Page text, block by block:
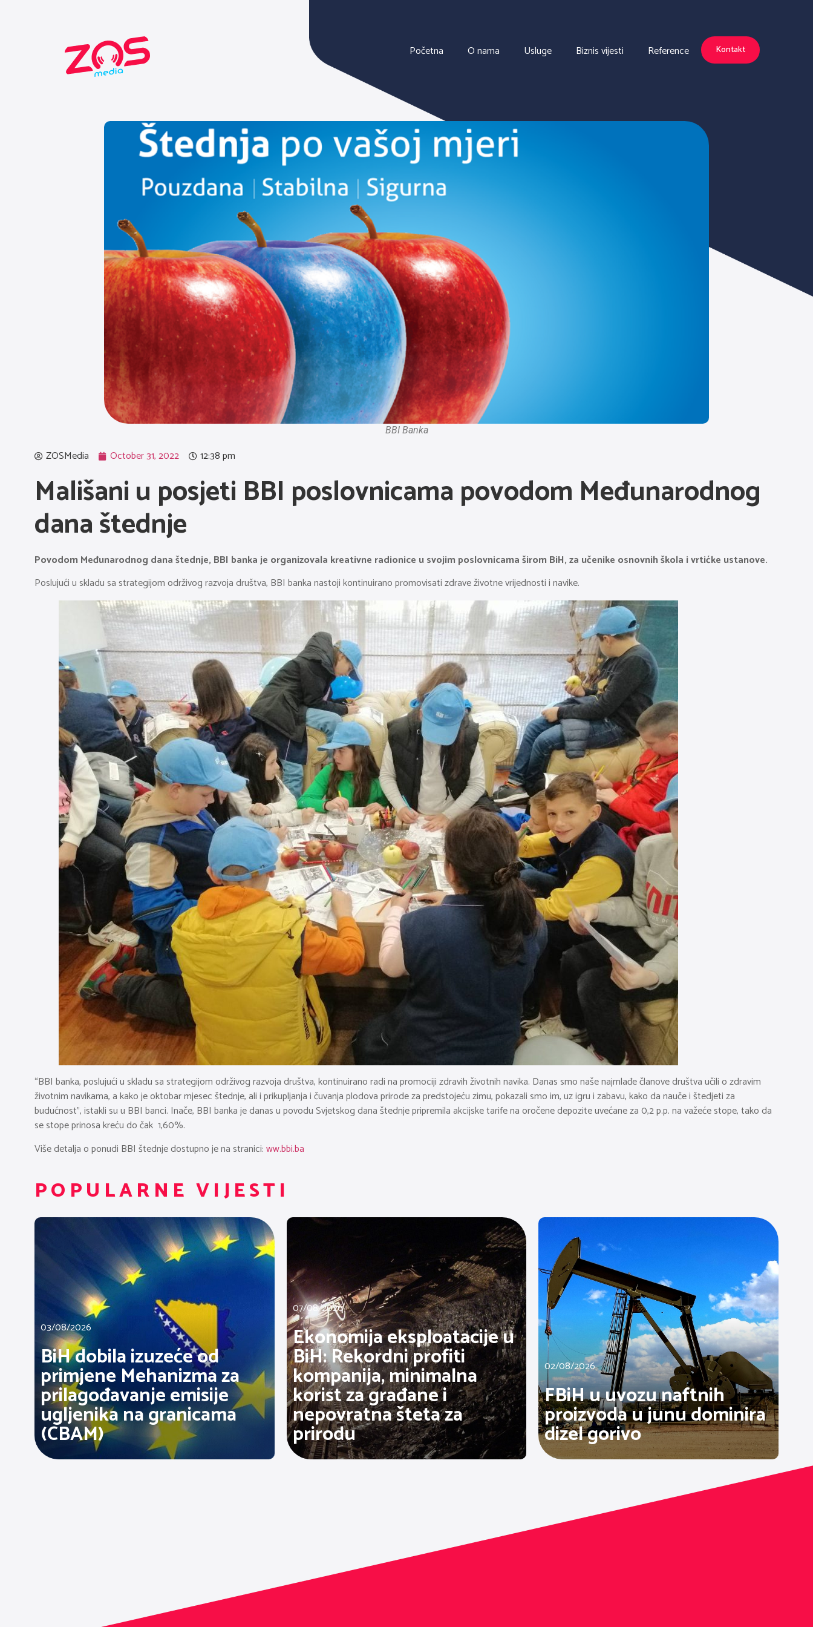
Početna O nama Usluge Biznis vijesti Reference Kontakt
BBI Banka
ZOSMedia October 31, 2022 12:38 pm
Mališani u posjeti BBI poslovnicama povodom Međunarodnog
dana štednje
Povodom Međunarodnog dana štednje, BBI banka je organizovala kreativne radionice u svojim poslovnicama širom BiH, za učenike osnovnih škola i vrtićke ustanove.
Poslujući u skladu sa strategijom održivog razvoja društva, BBI banka nastoji kontinuirano promovisati zdrave životne vrijednosti i navike.
“BBI banka, poslujući u skladu sa strategijom održivog razvoja društva, kontinuirano radi na promociji zdravih životnih navika. Danas smo naše najmlađe članove društva učili o zdravim
životnim navikama, a kako je oktobar mjesec štednje, ali i prikupljanja i čuvanja plodova prirode za predstojeću zimu, pokazali smo im, uz igru i zabavu, kako da nauče i štedjeti za
budućnost”, istakli su u BBI banci. Inače, BBI banka je danas u povodu Svjetskog dana štednje pripremila akcijske tarife na oročene depozite uvećane za 0,2 p.p. na važeće stope, tako da
se stope prinosa kreću do čak 1,60%.
Više detalja o ponudi BBI štednje dostupno je na stranici:ww.bbi.ba
POPULARNE VIJESTI
03/08/2026
BiH dobila izuzeće od
primjene Mehanizma za
prilagođavanje emisije
ugljenika na granicama
(CBAM)
07/08/2026
Ekonomija eksploatacije u
BiH: Rekordni profiti
kompanija, minimalna
korist za građane i
nepovratna šteta za
prirodu
02/08/2026
FBiH u uvozu naftnih
proizvoda u junu dominira
dizel gorivo